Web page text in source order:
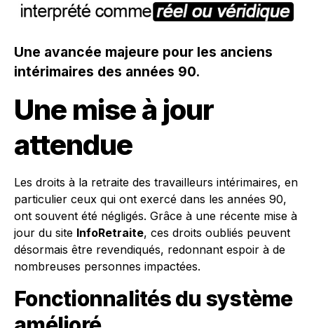
Une avancée majeure pour les anciens
intérimaires des années 90.
Une mise à jour
attendue
Les droits à la retraite des travailleurs intérimaires, en
particulier ceux qui ont exercé dans les années 90,
ont souvent été négligés. Grâce à une récente mise à
jour du site InfoRetraite, ces droits oubliés peuvent
désormais être revendiqués, redonnant espoir à de
nombreuses personnes impactées.
Fonctionnalités du système